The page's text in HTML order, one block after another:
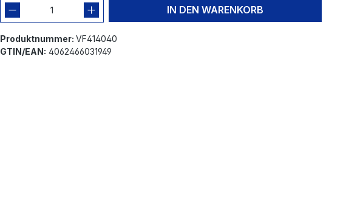
IN DEN WARENKORB
Produktnummer: VF414040
GTIN/EAN: 4062466031949